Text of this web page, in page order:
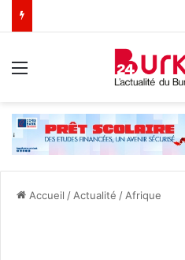
Accueil / Actualité / Afrique